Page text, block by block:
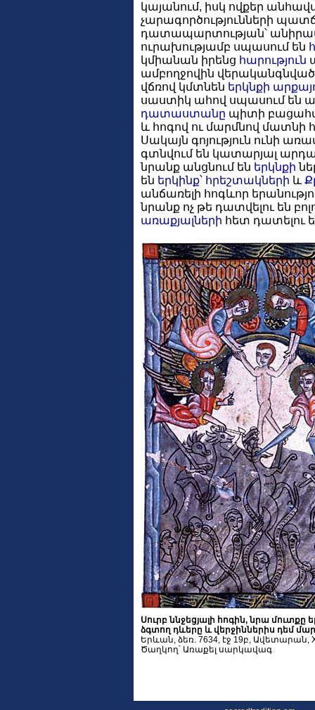
կայանում, իսկ ովքեր
չարագործությունների
դատապարտության՝
ուրախությամբ սպասում են
կմիանան իրենց հարություն
ամբողջովին
վճռով կմտնեն երկնքի
սաստիկ ահով սպասում են
դատաստանը պիտի
և հոգով ու մարմնով
Սակայն գոյություն ունի
գտնվում են կատարյալ
նրանք անցնում են երկնքի
են երկինք՝ հրեշտակների և
անճառելի հոգևոր
նրանք ոչ թե դատվելու են
առաքյալների հետ դատելու
Սուրբ ննջեցյալի հոգին, նրա
ձգտող դևերը և վերջիններիս դեմ
Երևան, ձեռ. 7634, էջ 19բ, Ավետարան,
Ծաղկող՝ Առաքել սարկավագ